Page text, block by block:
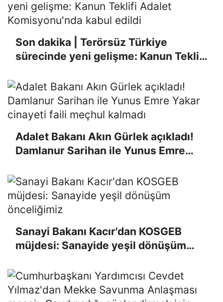
Son dakika | Terörsüz Türkiye
sürecinde yeni gelişme: Kanun Teklifi
Adalet Bakanı Akın Gürlek açıkladı!
Damlanur Sarihan ile Yunus Emre
Sanayi Bakanı Kacır'dan KOSGEB
müjdesi: Sanayide yeşil dönüşüm